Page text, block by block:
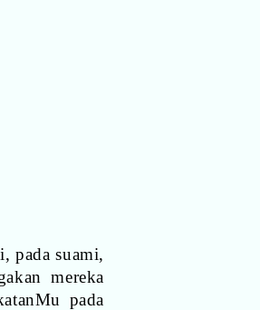
pada suami,
mereka
pada